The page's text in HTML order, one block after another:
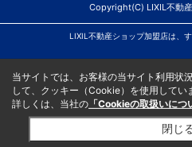
Copyright(C) LIXIL不動
LIXIL不動産ショップ加盟店は、
当サイトでは、お客様の当サイト利用状
して、クッキー（Cookie）を使用してい
詳しくは、当社の 「Cookieの取扱いにつ
閉じ